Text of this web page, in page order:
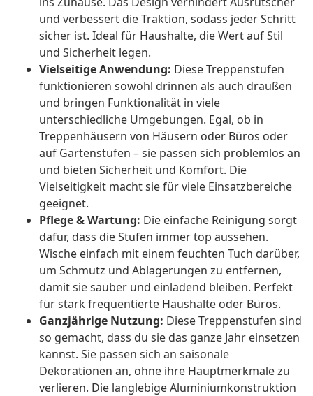
und verbessert die Traktion, sodass jeder Schritt
sicher ist. Ideal für Haushalte, die Wert auf Stil
und Sicherheit legen.
Vielseitige Anwendung: Diese Treppenstufen
funktionieren sowohl drinnen als auch draußen
und bringen Funktionalität in viele
unterschiedliche Umgebungen. Egal, ob in
Treppenhäusern von Häusern oder Büros oder
auf Gartenstufen – sie passen sich problemlos an
und bieten Sicherheit und Komfort. Die
Vielseitigkeit macht sie für viele Einsatzbereiche
geeignet.
Pflege & Wartung: Die einfache Reinigung sorgt
dafür, dass die Stufen immer top aussehen.
Wische einfach mit einem feuchten Tuch darüber,
um Schmutz und Ablagerungen zu entfernen,
damit sie sauber und einladend bleiben. Perfekt
für stark frequentierte Haushalte oder Büros.
Ganzjährige Nutzung: Diese Treppenstufen sind
so gemacht, dass du sie das ganze Jahr einsetzen
kannst. Sie passen sich an saisonale
Dekorationen an, ohne ihre Hauptmerkmale zu
verlieren. Die langlebige Aluminiumkonstruktion